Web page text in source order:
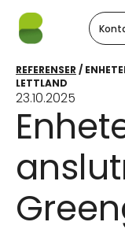
REFERENSER /
LETTLAND
23.10.2025